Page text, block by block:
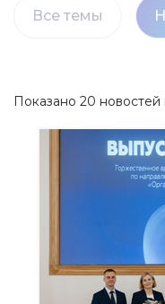
Все темы
Показано 20 новостей